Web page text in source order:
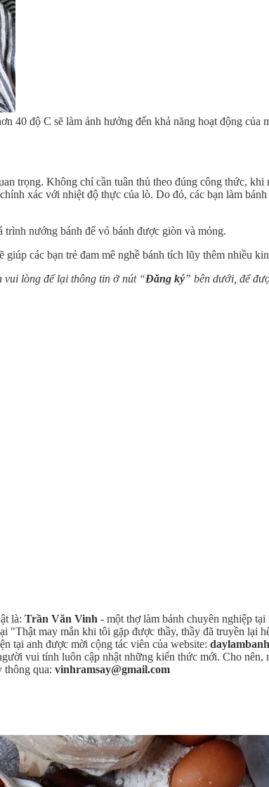
40 độ C sẽ làm ảnh hưởng đến khả năng hoạt động của
trọng. Không chỉ cần tuân thủ theo đúng công thức, khi
xác với nhiệt độ thực của lò. Do đó, các bạn làm
nướng bánh để vỏ bánh được giòn và mỏng.
các bạn trẻ đam mê nghề bánh tích lũy thêm nhiều
vui lòng để lại thông tin ở nút “Đăng ký” bên dưới, để
là: Trần Văn Vinh - một thợ làm bánh chuyên nghiệp
may mắn khi tôi gặp được thầy, thầy đã truyền lại
tại anh được mời cộng tác viên của website:
vui tính luôn cập nhật những kiến thức mới. Cho nên,
thông qua: vinhramsay@gmail.com